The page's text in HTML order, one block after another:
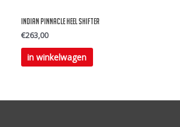
productpagina
Indian Pinnacle Heel Shifter
€263,00
in winkelwagen
Dit
product
meerdere